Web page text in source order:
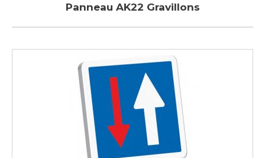
Panneau AK22 Gravillons